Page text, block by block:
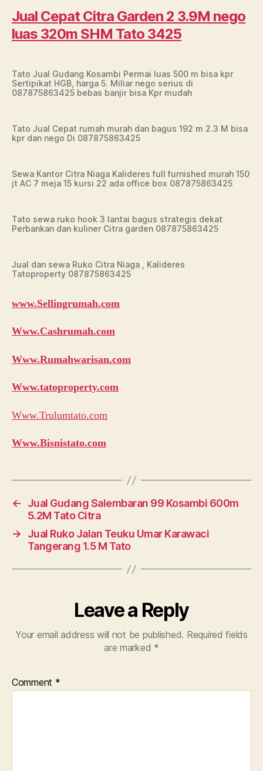
Jual Cepat Citra Garden 2 3.9M nego
luas 320m SHM Tato 3425
Tato Jual Gudang Kosambi Permai luas 500 m bisa kpr
Sertipikat HGB, harga 5. Miliar nego serius di
087875863425 bebas banjir bisa Kpr mudah
Tato Jual Cepat rumah murah dan bagus 192 m 2.3 M bisa
kpr dan nego Di 087875863425
Sewa Kantor Citra Niaga Kalideres full furnished murah 150
jt AC 7 meja 15 kursi 22 ada office box 087875863425
Tato sewa ruko hook 3 lantai bagus strategis dekat
Perbankan dan kuliner Citra garden 087875863425
Jual dan sewa Ruko Citra Niaga , Kalideres
Tatoproperty 087875863425
www.Sellingrumah.com
Www.Cashrumah.com
Www.Rumahwarisan.com
Www.tatoproperty.com
Www.Trulumtato.com
Www.Bisnistato.com
←
Jual Gudang Salembaran 99 Kosambi 600m
5.2M Tato Citra
→
Jual Ruko Jalan Teuku Umar Karawaci
Tangerang 1.5 M Tato
Leave a Reply
Your email address will not be published. Required fields
are marked *
Comment *